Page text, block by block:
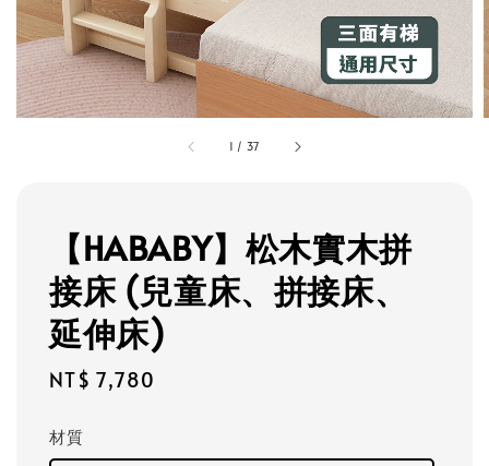
1 / 37
【HABABY】松木實木拼
接床 (兒童床、拼接床、
延伸床)
Regular
NT$ 7,780
材質